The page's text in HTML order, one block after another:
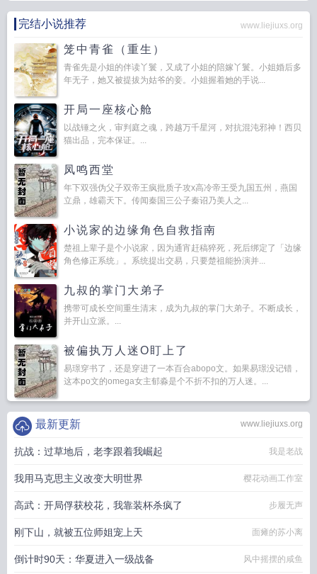
完结小说推荐 www.liejiuxs.org
笼中青雀（重生）
青雀先是小姐的伴读丫鬟，又成了小姐的陪嫁丫鬟。小姐婚后多
年无子，她又被提拔为姑爷的妾。小姐握着她的手说...
开局一座核心舱
以战锤之火，审判庭之魂，跨越万千星河，对抗混沌邪神！西贝
猫出品，完本保证。...
凤鸣西堂
年下双强伪父子双帝王疯批质子攻x高冷帝王受九国五州，燕国
立鼎，雄霸天下。传闻秦国三公子秦诏乃美人之...
小说家的边缘角色自救指南
楚祖上辈子是个小说家，因为通宵赶稿猝死，死后绑定了「边缘
角色修正系统」。系统提出交易，只要楚祖能扮演并...
九叔的掌门大弟子
携带可成长空间重生清末，成为九叔的掌门大弟子。不断成长，
并开山立派。...
被偏执万人迷O盯上了
易璟穿书了，还是穿进了一本百合abopo文。如果易璟没记错，
这本po文的omega女主郁淼是个不折不扣的万人迷。...
www.liejiuxs.org
最新更新
抗战：过草地后，老李跟着我崛起 我是老战
我用马克思主义改变大明世界 樱花动画工作室
高武：开局俘获校花，我靠装杯杀疯了 步履无声
刚下山，就被五位师姐宠上天 面瘫的苏小离
倒计时90天：华夏进入一级战备 风中摇摆的咸鱼